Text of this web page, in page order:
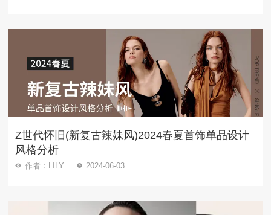
Z世代怀旧(新复古辣妹风)2024春夏首饰单品设计
风格分析
作者：LILY 2024-06-03